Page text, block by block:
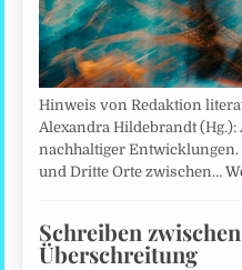
Hinweis von Redaktion
Alexandra Hildebrandt
nachhaltiger
und Dritte Orte zwischen…
Schreiben
Überschreitung